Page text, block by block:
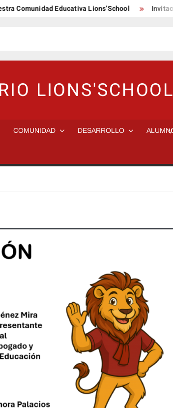
Educativa Lions’School Invitacion
LIONS'SCHOOL
COMUNIDAD DESARROLLO